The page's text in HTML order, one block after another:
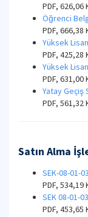
PDF, 626,06
Öğrenci
PDF, 666,38
Yüksek
PDF, 425,28
Yüksek
PDF, 631,00
Yatay Geçiş
PDF, 561,32
Satın Alma
SEK-08-01-
PDF, 534,19
SEK 08-01-
PDF, 453,65